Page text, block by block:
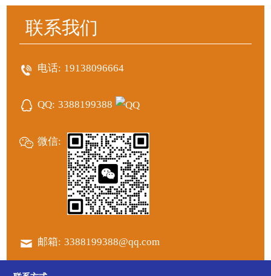
联系我们
电话: 19138096664
QQ: 3388199388
微信:
邮箱: 3388199388@qq.com